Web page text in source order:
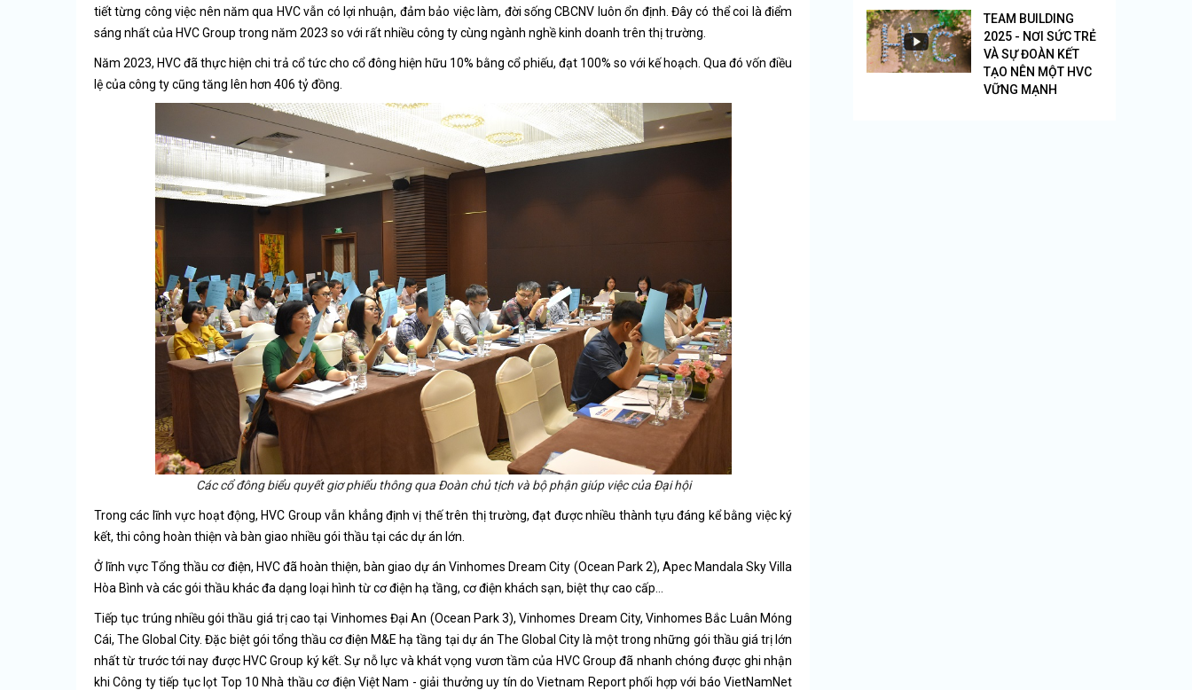
tiết từng công việc nên năm qua HVC vẫn có lợi nhuận, đảm bảo việc làm, đời sống CBCNV luôn ổn định. Đây có thể coi là điểm
sáng nhất của HVC Group trong năm 2023 so với rất nhiều công ty cùng ngành nghề kinh doanh trên thị trường.
Năm 2023, HVC đã thực hiện chi trả cổ tức cho cổ đông hiện hữu 10% bằng cổ phiếu, đạt 100% so với kế hoạch. Qua đó vốn điều
lệ của công ty cũng tăng lên hơn 406 tỷ đồng.
Các cổ đông biểu quyết giơ phiếu thông qua Đoàn chủ tịch và bộ phận giúp việc của Đại hội
Trong các lĩnh vực hoạt động, HVC Group vẫn khẳng định vị thế trên thị trường, đạt được nhiều thành tựu đáng kể bằng việc ký
kết, thi công hoàn thiện và bàn giao nhiều gói thầu tại các dự án lớn.
Ở lĩnh vực Tổng thầu cơ điện, HVC đã hoàn thiện, bàn giao dự án Vinhomes Dream City (Ocean Park 2), Apec Mandala Sky Villa
Hòa Bình và các gói thầu khác đa dạng loại hình từ cơ điện hạ tầng, cơ điện khách sạn, biệt thự cao cấp…
Tiếp tục trúng nhiều gói thầu giá trị cao tại Vinhomes Đại An (Ocean Park 3), Vinhomes Dream City, Vinhomes Bắc Luân Móng
Cái, The Global City. Đặc biệt gói tổng thầu cơ điện M&E hạ tầng tại dự án The Global City là một trong những gói thầu giá trị lớn
nhất từ trước tới nay được HVC Group ký kết. Sự nỗ lực và khát vọng vươn tầm của HVC Group đã nhanh chóng được ghi nhận
khi Công ty tiếp tục lọt Top 10 Nhà thầu cơ điện Việt Nam - giải thưởng uy tín do Vietnam Report phối hợp với báo VietNamNet
TEAM BUILDING
2025 - NƠI SỨC TRẺ
VÀ SỰ ĐOÀN KẾT
TẠO NÊN MỘT HVC
VỮNG MẠNH